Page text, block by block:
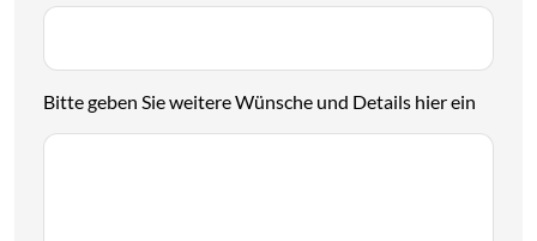
Bitte geben Sie weitere Wünsche und Details hier ein